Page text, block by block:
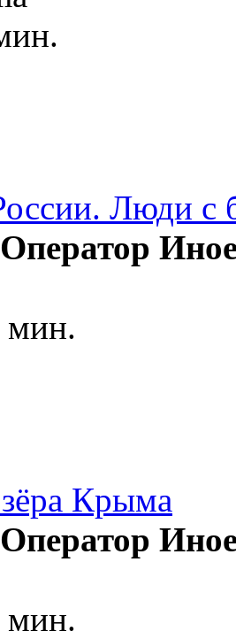
Люди с
мин.
Крыма
мин.